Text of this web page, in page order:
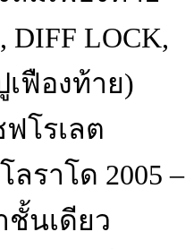
LOCK,
ฟืองท้าย)
ฟโรเลต
ลราโด 2005 –
ชั้นเดียว